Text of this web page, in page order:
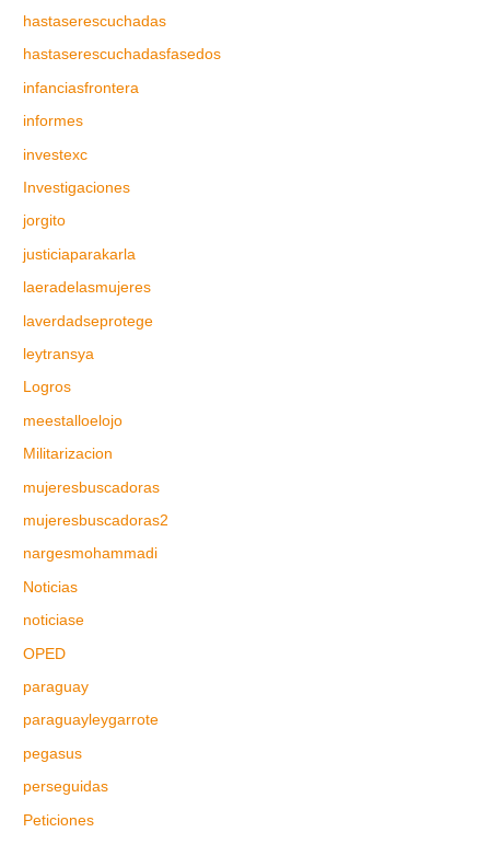
hastaserescuchadas
hastaserescuchadasfasedos
infanciasfrontera
informes
investexc
Investigaciones
jorgito
justiciaparakarla
laeradelasmujeres
laverdadseprotege
leytransya
Logros
meestalloelojo
Militarizacion
mujeresbuscadoras
mujeresbuscadoras2
nargesmohammadi
Noticias
noticiase
OPED
paraguay
paraguayleygarrote
pegasus
perseguidas
Peticiones